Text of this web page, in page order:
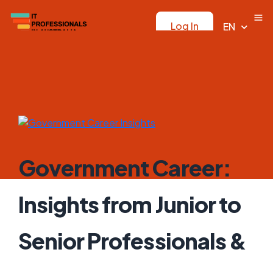
Log In EN
Government Career:
Insights from Junior to
Senior Professionals &